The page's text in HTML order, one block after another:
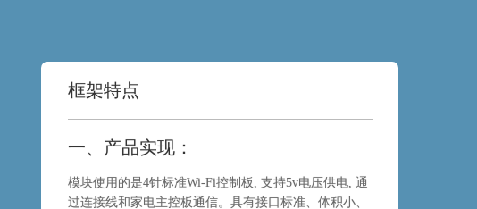
框架特点
一、产品实现：
模块使用的是4针标准Wi-Fi控制板, 支持5v电压供电, 通
过连接线和家电主控板通信。具有接口标准、体积小、